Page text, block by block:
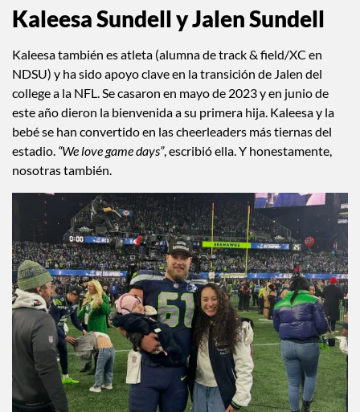
Kaleesa Sundell y Jalen Sundell
Kaleesa también es atleta (alumna de track & field/XC en
NDSU) y ha sido apoyo clave en la transición de Jalen del
college a la NFL. Se casaron en mayo de 2023 y en junio de
este año dieron la bienvenida a su primera hija. Kaleesa y la
bebé se han convertido en las cheerleaders más tiernas del
estadio.
“We love game days”, escribió ella. Y honestamente,
nosotras también.